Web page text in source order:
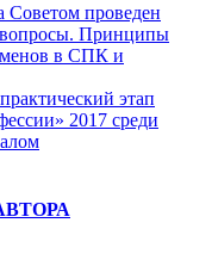
Советом проведен
вопросы. Принципы
в СПК и
этап
2017 среди